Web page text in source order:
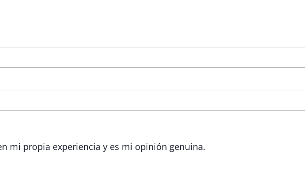
mi propia experiencia y es mi opinión genuina.